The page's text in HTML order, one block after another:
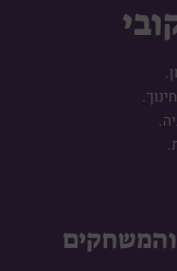
והמשחקים